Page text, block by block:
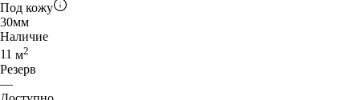
Под кожу
30мм
Наличие
11 м2
Резерв
—